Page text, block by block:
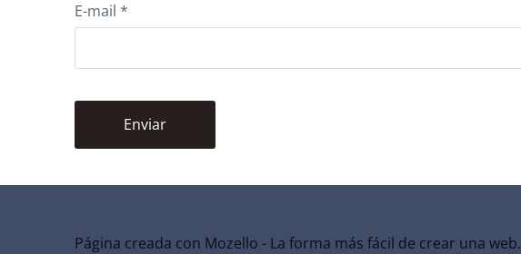
E-mail *
Página creada con Mozello - La forma más fácil de crear una web.